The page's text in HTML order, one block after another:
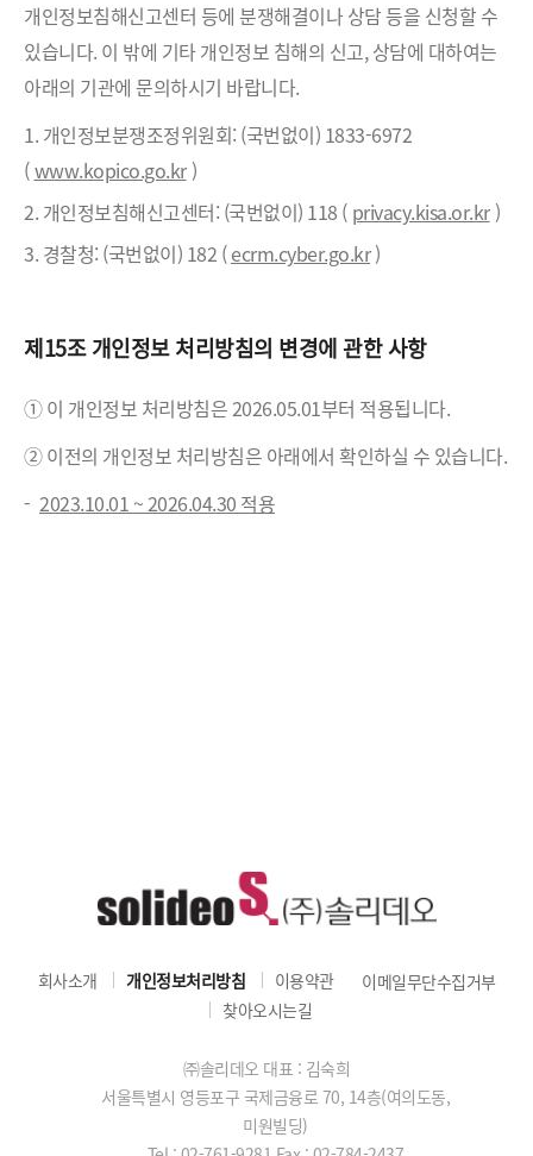
개인정보침해신고센터 등에 분쟁해결이나 상담 등을 신청할 수
있습니다. 이 밖에 기타 개인정보 침해의 신고, 상담에 대하여는
아래의 기관에 문의하시기 바랍니다.
1. 개인정보분쟁조정위원회: (국번없이) 1833-6972
(www.kopico.go.kr )
2. 개인정보침해신고센터: (국번없이) 118 ( privacy.kisa.or.kr )
3. 경찰청: (국번없이) 182 ( ecrm.cyber.go.kr )
제15조 개인정보 처리방침의 변경에 관한 사항
① 이 개인정보 처리방침은 2026.05.01부터 적용됩니다.
② 이전의 개인정보 처리방침은 아래에서 확인하실 수 있습니다.
- 2023.10.01 ~ 2026.04.30 적용
회사소개 개인정보처리방침 이용약관
이메일무단수집거부
찾아오시는길
㈜솔리데오 대표 : 김숙희
서울특별시 영등포구 국제금융로 70, 14층(여의도동,
미원빌딩)